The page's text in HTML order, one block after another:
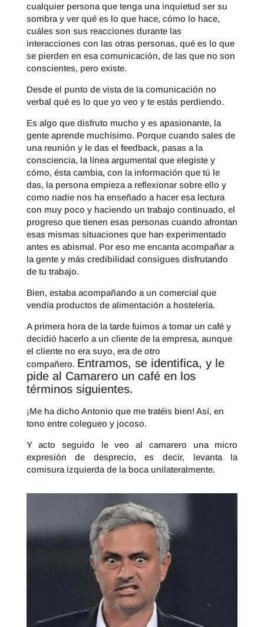
cualquier persona que tenga una inquietud ser su
sombra y ver qué es lo que hace, cómo lo hace,
cuáles son sus reacciones durante las
interacciones con las otras personas, qué es lo que
se pierden en esa comunicación, de las que no son
conscientes, pero existe.
Desde el punto de vista de la comunicación no
verbal qué es lo que yo veo y te estás perdiendo.
Es algo que disfruto mucho y es apasionante, la
gente aprende muchísimo. Porque cuando sales de
una reunión y le das el feedback, pasas a la
consciencia, la línea argumental que elegiste y
cómo, ésta cambia, con la información que tú le
das, la persona empieza a reflexionar sobre ello y
como nadie nos ha enseñado a hacer esa lectura
con muy poco y haciendo un trabajo continuado, el
progreso que tienen esas personas cuando afrontan
esas mismas situaciones que han experimentado
antes es abismal. Por eso me encanta acompañar a
la gente y más credibilidad consigues disfrutando
de tu trabajo.
Bien, estaba acompañando a un comercial que
vendía productos de alimentación a hostelería.
A primera hora de la tarde fuimos a tomar un café y
decidió hacerlo a un cliente de la empresa, aunque
el cliente no era suyo, era de otro
compañero. Entramos, se identifica, y le
pide al Camarero un café en los
términos siguientes.
¡Me ha dicho Antonio que me tratéis bien! Así, en
tono entre colegueo y jocoso.
Y acto seguido le veo al camarero una micro
expresión de desprecio, es decir, levanta la
comisura izquierda de la boca unilateralmente.